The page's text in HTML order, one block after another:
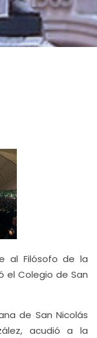
al Filósofo de la
el Colegio de San
de San Nicolás
acudió a la